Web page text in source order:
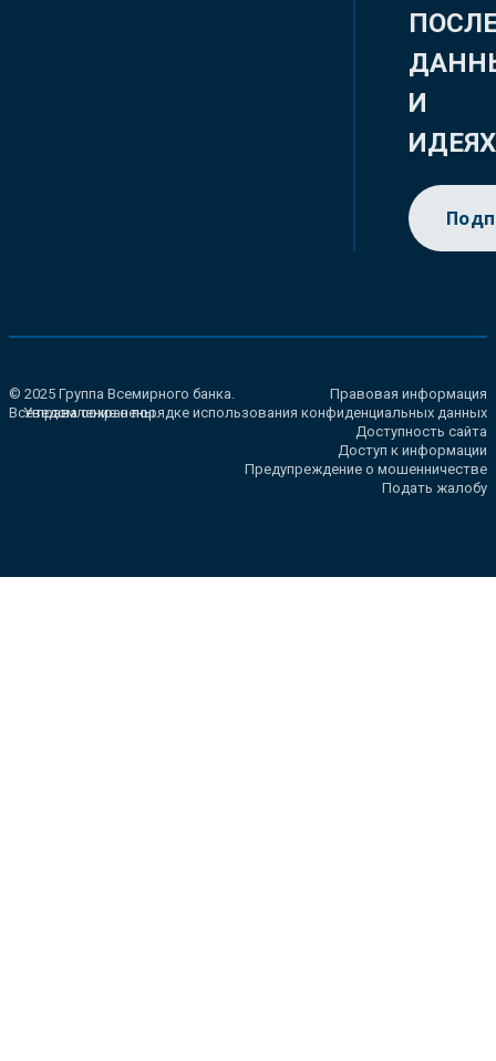
И
ИДЕЯХ
© 2025 Группа Всемирного банка.
Все права сохранены.
Правовая информация
Уведомление о порядке использования конфиденциальных данных
Доступность сайта
Доступ к информации
Предупреждение о мошенничестве
Подать жалобу